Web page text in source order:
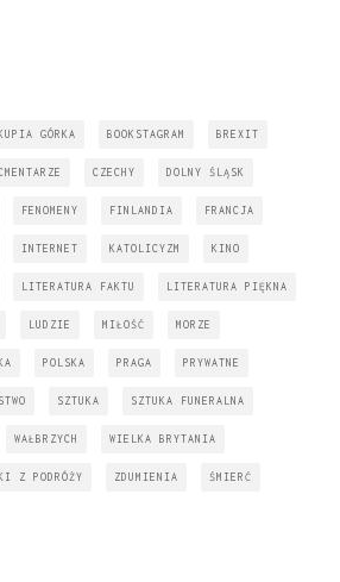
GÓRKA BOOKSTAGRAM BREXIT
CZECHY DOLNY ŚLĄSK
FENOMENY FINLANDIA FRANCJA
INTERNET KATOLICYZM KINO
LITERATURA FAKTU LITERATURA PIĘKNA
LUDZIE MIŁOŚĆ MORZE
POLSKA PRAGA PRYWATNE
SZTUKA SZTUKA FUNERALNA
WAŁBRZYCH WIELKA BRYTANIA
Z PODRÓŻY ZDUMIENIA ŚMIERĆ